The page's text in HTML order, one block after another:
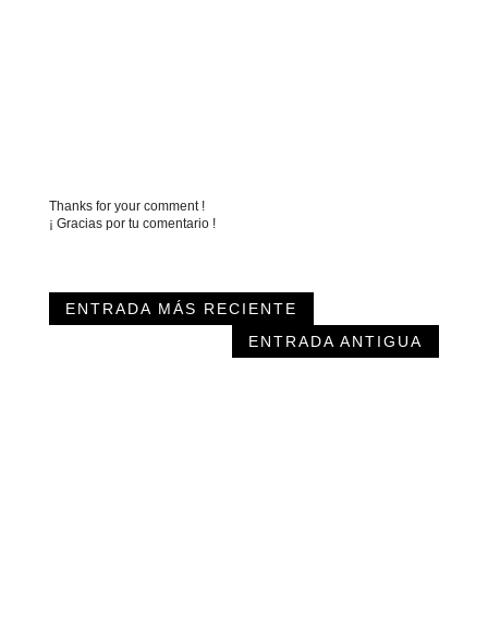
Thanks for your comment !
¡ Gracias por tu comentario !
ENTRADA MÁS RECIENTE
ENTRADA ANTIGUA